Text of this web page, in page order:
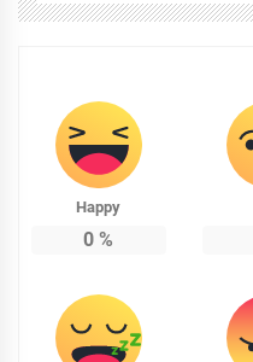
Happy
0 %